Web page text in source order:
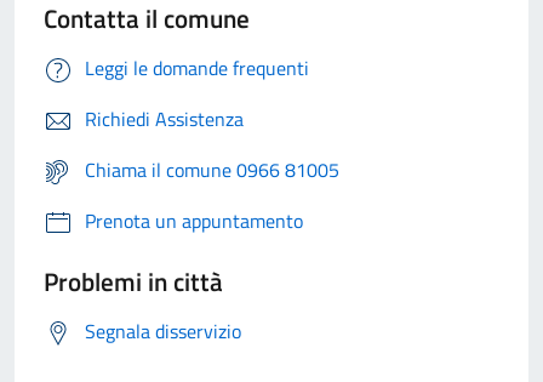
Contatta il comune
Leggi le domande frequenti
Richiedi Assistenza
Chiama il comune 0966 81005
Prenota un appuntamento
Problemi in città
Segnala disservizio